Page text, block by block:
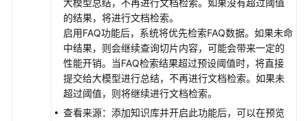
API
单
大模型总结，不再进行文档检索。如果没有超过阈值
的结果，将进行文档检索。
启用FAQ功能后，系统将优先检索FAQ数据。如果未命
中结果，则会继续查询切片内容，可能会带来一定的
性能开销。当FAQ检索结果超过预设阈值时，将直接
提交给大模型进行总结，不再进行文档检索。如果未
超过阈值，则将继续进行文档检索。
查看来源：添加知识库并开启此功能后，可以在预览